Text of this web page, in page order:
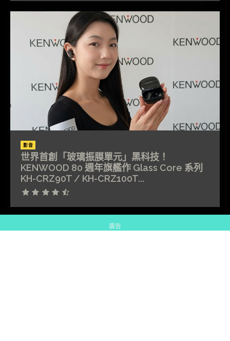
影音
世界首創「玻璃振膜單元」黑科技！
KENWOOD 80 週年旗艦作 Glass Core 系列
KH-CRZ90T / KH-CRZ100T...
廣告